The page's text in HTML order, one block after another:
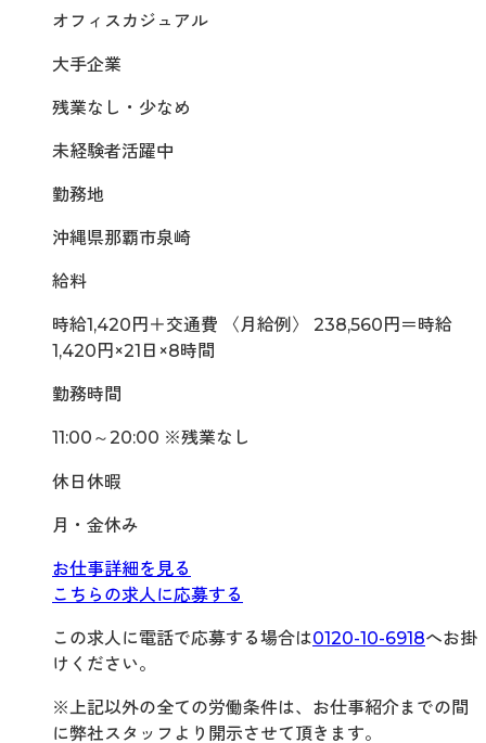
オフィスカジュアル
大手企業
残業なし・少なめ
未経験者活躍中
勤務地
沖縄県那覇市泉崎
給料
時給1,420円＋交通費 〈月給例〉 238,560円＝時給
1,420円×21日×8時間
勤務時間
11:00～20:00 ※残業なし
休日休暇
月・金休み
お仕事詳細を見る
こちらの求人に応募する
この求人に電話で応募する場合は0120-10-6918へお掛
けください。
※上記以外の全ての労働条件は、お仕事紹介までの間
に弊社スタッフより開示させて頂きます。